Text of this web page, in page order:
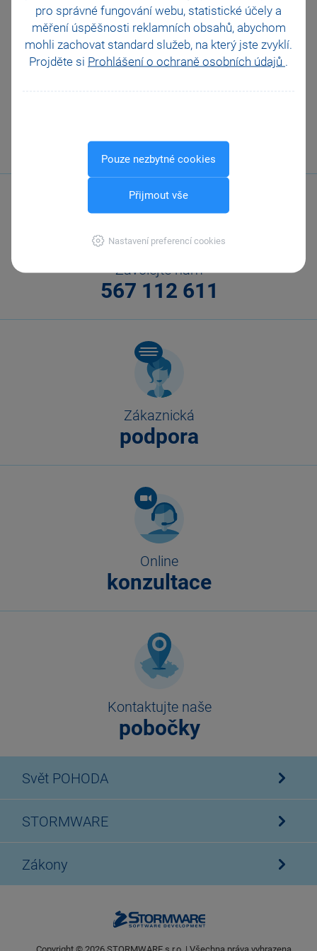
pro správné fungování webu, statistické účely a
měření úspěšnosti reklamních obsahů, abychom
mohli zachovat standard služeb, na který jste zvyklí.
Projděte si Prohlášení o ochraně osobních údajů .
Pouze nezbytné cookies
Přijmout vše
Nastavení preferencí cookies
33 vychytávek pro
automatizaci Pohody
Platební terminály
Doporučení pro zálohování
Obecný internetový obchod
Zavolejte nám
567 112 611
Zákaznická
podpora
Online
konzultace
Kontaktujte naše
pobočky
Svět POHODA
STORMWARE
Zákony